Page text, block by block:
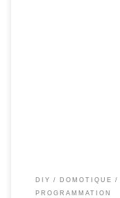
DIY DOMOTIQUE
PROGRAMMATION